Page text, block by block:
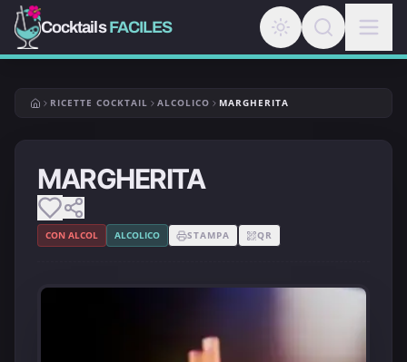
CocktailsFACILES
RICETTE COCKTAIL ALCOLICO MARGHERITA
MARGHERITA
CON ALCOL ALCOLICO STAMPA QR